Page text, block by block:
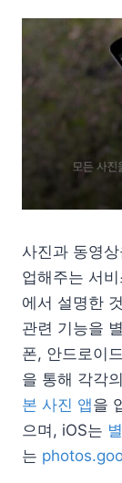
사진과 동영
업해주는 서
에서 설명한
관련 기능을
폰, 안드로이
을 통해 각각
본 사진 앱을
으며, iOS는
는